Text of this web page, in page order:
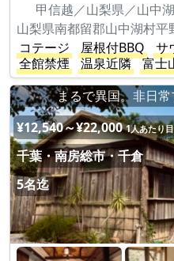
甲信越／山梨県／山中湖
山梨県南都留郡山中湖村平
コテージ
屋根付BBQ サ
全館禁煙
温泉近隣
富士
まるで異国。非日
¥12,540～¥22,000 1人あたり
千葉・南房総市・千倉
5名迄